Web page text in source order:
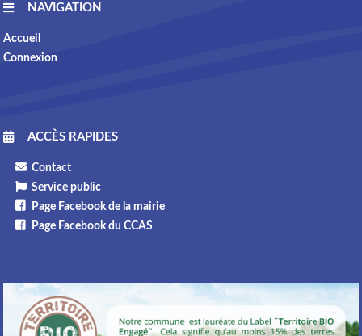
NAVIGATION
Accueil
Connexion
ACCÈS RAPIDES
Contact
Service public
Page Facebook de la mairie
Page Facebook du CCAS